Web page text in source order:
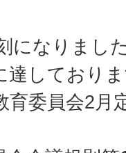
になりまし
達しており
育委員会2月